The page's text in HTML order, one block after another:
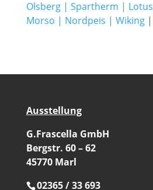
Olsberg| Spartherm | Lotus
Morso | Nordpeis | Wiking|
Ausstellung
G.Frascella GmbH
Bergstr. 60 – 62
45770 Marl
02365 / 33 693